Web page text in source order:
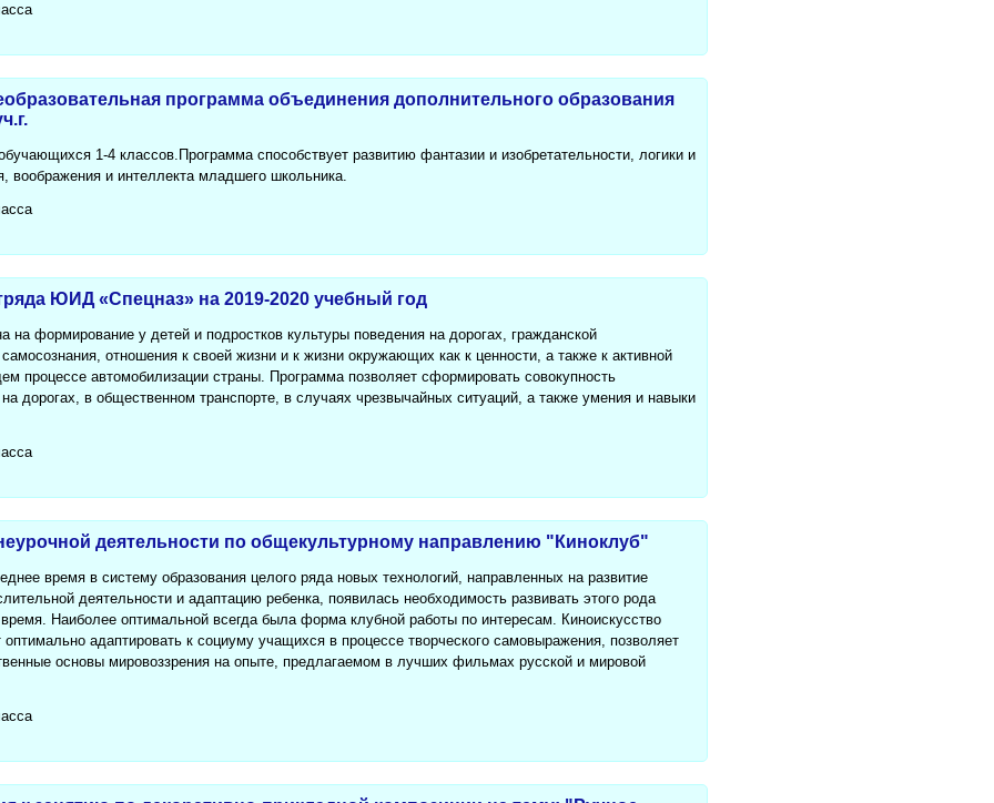
программа объединения дополнительного образования
1-4 классов.Программа способствует развитию фантазии и изобретательности, логики и
воображения и интеллекта младшего школьника.
ЮИД «Спецназ» на 2019-2020 учебный год
на формирование у детей и подростков культуры поведения на дорогах, гражданской
самосознания, отношения к своей жизни и к жизни окружающих как к ценности, а также к активной
процессе автомобилизации страны. Программа позволяет сформировать совокупность
дорогах, в общественном транспорте, в случаях чрезвычайных ситуаций, а также умения и навыки
деятельности по общекультурному направлению "Киноклуб"
время в систему образования целого ряда новых технологий, направленных на развитие
деятельности и адаптацию ребенка, появилась необходимость развивать этого рода
Наиболее оптимальной всегда была форма клубной работы по интересам. Киноискусство
адаптировать к социуму учащихся в процессе творческого самовыражения, позволяет
основы мировоззрения на опыте, предлагаемом в лучших фильмах русской и мировой